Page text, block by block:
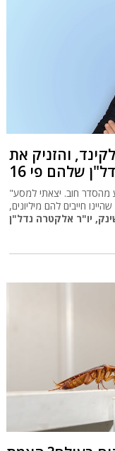
והזניק את
שלהם פי 16
"אחרי 2008 מכרנו נכסים בכל מחיר כדי להימנע מהסדר חוב. יצאתי למסע
חייבים להם מיליונים,
יו"ר אלקטרה נדל"ן